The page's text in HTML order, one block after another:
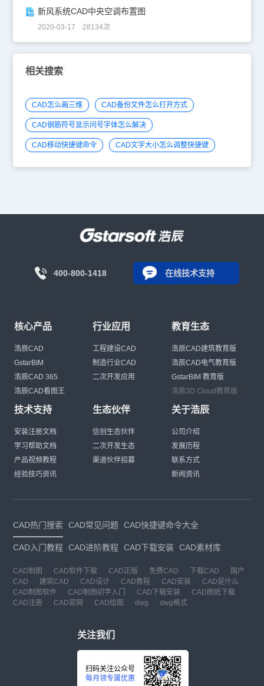
新风系统CAD中央空调布置图
2020-03-17 28134次
相关搜索
CAD怎么画三维 CAD备份文件怎么打开方式
CAD钢筋符号显示问号字体怎么解决
CAD移动快捷键命令 CAD文字大小怎么调整快捷键
400-800-1418 在线技术支持
核心产品
浩辰CAD
GstarBIM
浩辰CAD 365
浩辰CAD看图王
行业应用
工程建设CAD
制造行业CAD
二次开发应用
教育生态
浩辰CAD建筑教育版
浩辰CAD电气教育版
GstarBIM 教育版
浩辰3D Cloud教育版
技术支持
安装注册文档
学习帮助文档
产品视频教程
经验技巧资讯
生态伙伴
信创生态伙伴
二次开发生态
渠道伙伴招募
关于浩辰
公司介绍
发展历程
联系方式
新闻资讯
CAD热门搜索 CAD常见问题 CAD快捷键命令大全
CAD入门教程 CAD进阶教程 CAD下载安装 CAD素材库
CAD制图 CAD软件下载 CAD正版 免费CAD 下载CAD
国产
CAD
建筑CAD CAD设计 CAD教程 CAD安装
CAD是什么
CAD制图软件
CAD制图初学入门 CAD下载安装
CAD图纸下载
CAD注册
CAD官网 CAD绘图 dwg dwg格式
关注我们
扫码关注公众号
每月领专属优惠